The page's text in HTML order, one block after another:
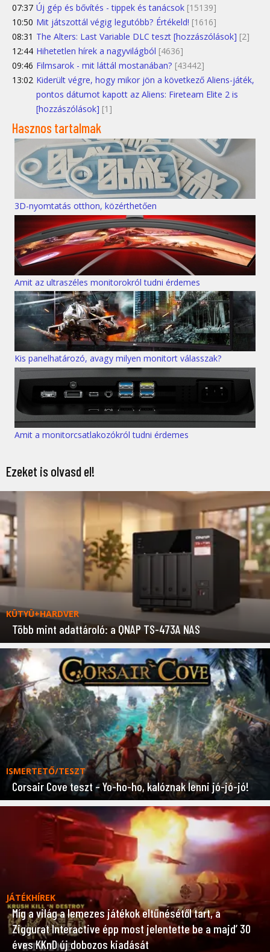
07:37 Új gép és bővítés - tippek és tanácsok [15139]
10:50 Mit játszottál végig legutóbb? Értékeld! [1616]
08:31 The Alters: Last Variable DLC teszt [hozzászólások] [2]
12:44 Hihetetlen hírek a nagyvilágból [4636]
09:46 Filmsarok - mit láttál mostanában? [43442]
13:02 Kiderült végre, hogy mikor jön a következő Aliens-játék,
pontos dátumot kapott az Aliens: Fireteam Elite 2 is
[hozzászólások] [1]
Hasznos tartalmak
3D-nyomtatás otthon, közérthetően
Amit az ultraszéles monitorokról tudni érdemes
Kis panelhatározó, avagy milyen monitort válasszak?
Amit a monitorcsatlakozókról tudni érdemes
Ezeket is olvasd el!
KÜTYÜ+HARDVER
Több mint adattároló: a QNAP TS-473A NAS
ISMERTETŐ/TESZT
Corsair Cove teszt – Yo-ho-ho, kalóznak lenni jó-jó-jó!
JÁTÉKHÍREK
Míg a világ a lemezes játékok eltűnésétől tart, a
Ziggurat Interactive épp most jelentette be a majd’ 30
éves KKnD új dobozos kiadását